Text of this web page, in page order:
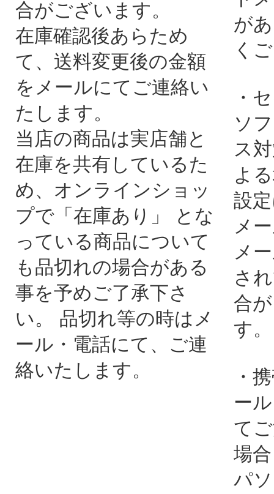
合がございます。
在庫確認後あらため
て、送料変更後の金額
をメールにてご連絡い
たします。
当店の商品は実店舗と
在庫を共有しているた
め、オンラインショッ
プで「在庫あり」 とな
っている商品について
も品切れの場合がある
事を予めご了承下さ
い。 品切れ等の時はメ
ール・電話にて、ご連
絡いたします。
が
く
・
ソ
ス
よ
設
メ
メ
さ
合
す。
・
ー
て
場合
パ